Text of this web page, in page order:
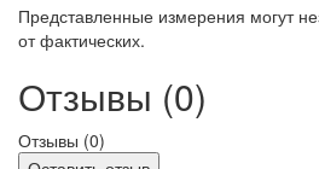
Представленные измерения могут
от фактических.
Отзывы (0)
Отзывы (0)